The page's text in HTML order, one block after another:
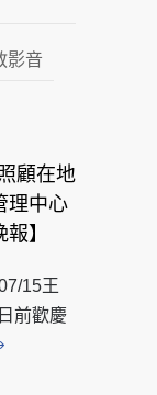
影音
顧在地
理中心
】
15王
前歡慶